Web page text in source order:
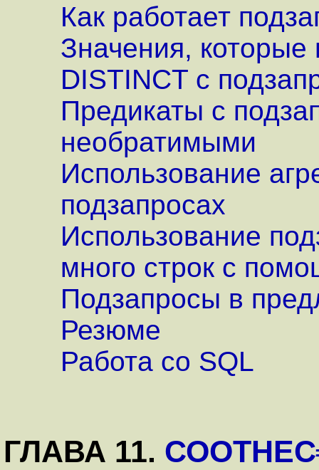
Как работает
Значения,
DISTINCT с
Предикаты с
необратимыми
Использование
подзапросах
Использование
много строк с
Подзапросы в
Резюме
Работа со SQL
ГЛАВА 11.